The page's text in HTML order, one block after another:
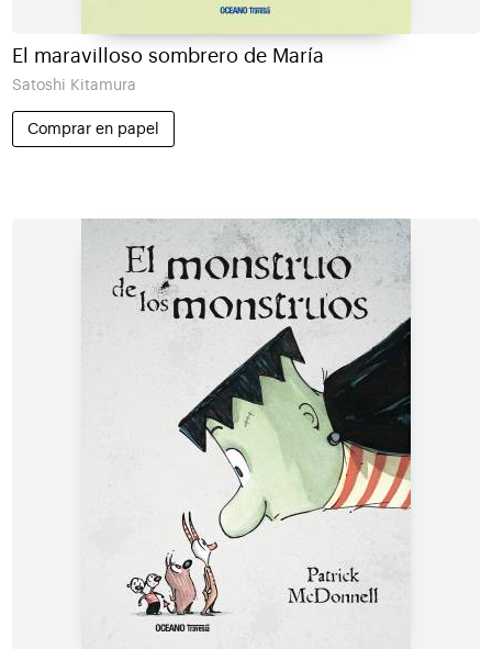
El maravilloso sombrero de María
Satoshi Kitamura
Comprar en papel